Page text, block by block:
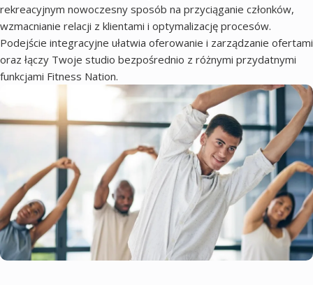
rekreacyjnym nowoczesny sposób na przyciąganie członków,
wzmacnianie relacji z klientami i optymalizację procesów.
Podejście integracyjne ułatwia oferowanie i zarządzanie ofertami
oraz łączy Twoje studio bezpośrednio z różnymi przydatnymi
funkcjami Fitness Nation.